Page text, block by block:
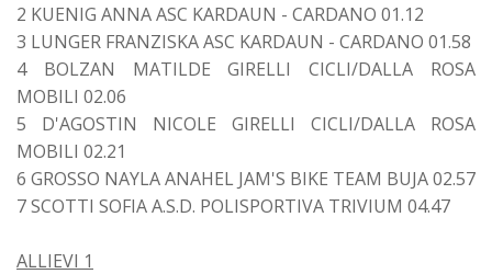
2 KUENIG ANNA ASC KARDAUN - CARDANO 01.12
3 LUNGER FRANZISKA ASC KARDAUN - CARDANO 01.58
4 BOLZAN MATILDE GIRELLI CICLI/DALLA ROSA
MOBILI 02.06
5 D'AGOSTIN NICOLE GIRELLI CICLI/DALLA ROSA
MOBILI 02.21
6 GROSSO NAYLA ANAHEL JAM'S BIKE TEAM BUJA 02.57
7 SCOTTI SOFIA A.S.D. POLISPORTIVA TRIVIUM 04.47
ALLIEVI 1